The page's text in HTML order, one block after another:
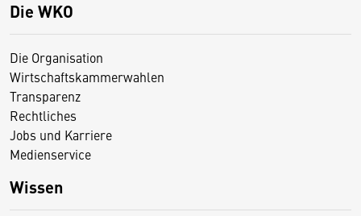
Die WKO
Die Organisation
Wirtschaftskammerwahlen
Transparenz
Rechtliches
Jobs und Karriere
Medienservice
Wissen